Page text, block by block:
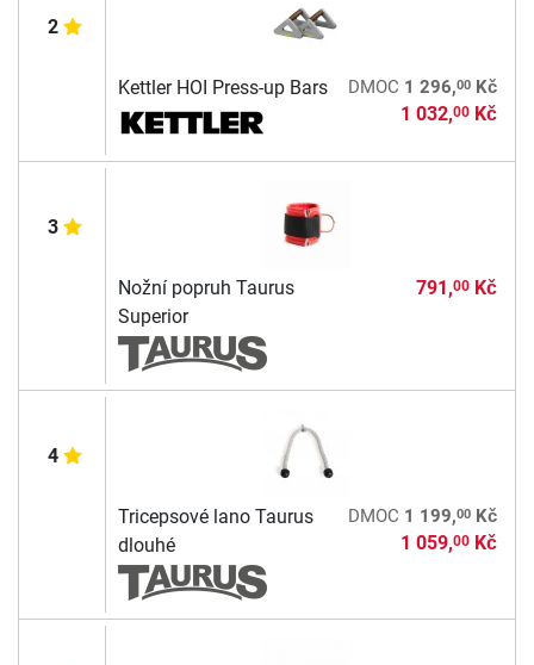
2
Kettler HOI Press-up Bars DMOC 1 296,00Kč
1 032,00Kč
3
Nožní popruh Taurus
Superior
791,00Kč
4
Tricepsové lano Taurus
dlouhé
DMOC 1 199,00Kč
1 059,00Kč